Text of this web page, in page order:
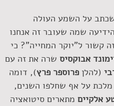
על השמע העולה
שמה שעובר זה אנחנו
קשור ל"יוקר המחייה"? כי
אבוקסיס שרה את זה עם
(להלן פרוספר פרץ), דומה
על אף שחלפו השנים,
אלקיים מתארים סיטואציה